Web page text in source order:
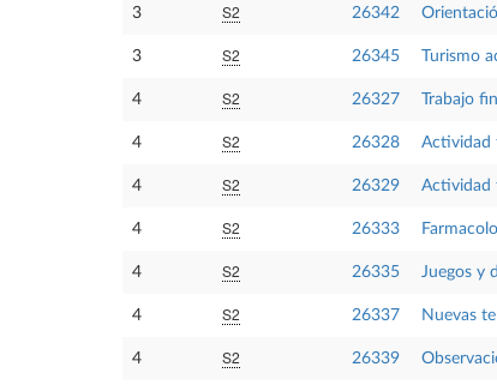
3 S2 26342
3 S2 26345 Turismo
4 S2 26327 Trabajo
4 S2 26328 Actividad
4 S2 26329 Actividad
4 S2 26333
4 S2 26335 Juegos y
4 S2 26337 Nuevas
4 S2 26339